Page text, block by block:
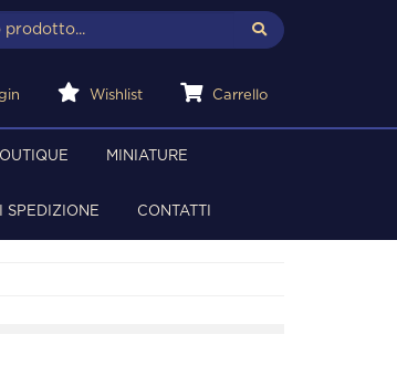
Wishlist Carrello
MINIATURE
SPEDIZIONE CONTATTI